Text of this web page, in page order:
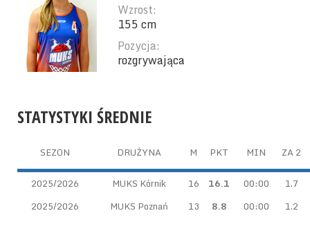
Wzrost:
155 cm
Pozycja:
rozgrywająca
STATYSTYKI ŚREDNIE
SEZON DRUŻYNA M PKT MIN ZA 2
2025/2026 MUKS Kórnik 16 16.1 00:00
1.7
2025/2026
MUKS Poznań 13 8.8 00:00 1.2